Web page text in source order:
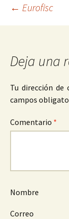
← Eurofisc
Deja una
Tu dirección de
campos
Comentario *
Nombre
Correo